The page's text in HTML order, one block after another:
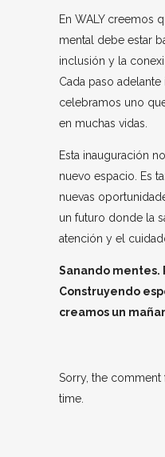
En WALY creemos
mental debe estar
inclusión y la
Cada paso
celebramos uno
en muchas vidas.
Esta inauguración
nuevo espacio. Es
nuevas
un futuro donde la
atención y el
Sanando mentes.
Construyendo
creamos un
Sorry, the
time.